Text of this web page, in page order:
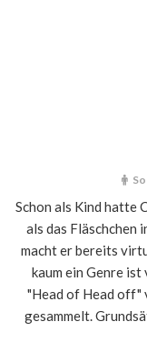
Schon als Kind hatte
als das Fläschchen
macht er bereits
kaum ein Genre ist
"Head of Head off"
gesammelt.